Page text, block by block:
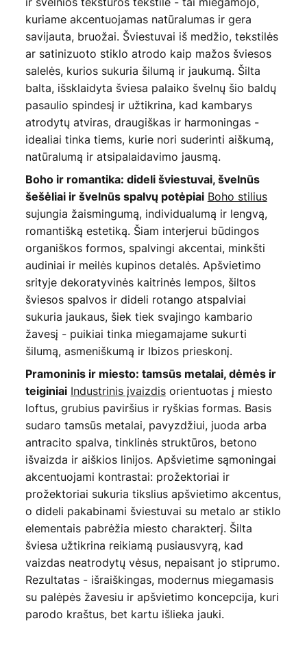
kuriame akcentuojamas natūralumas ir gera
savijauta, bruožai. Šviestuvai iš medžio, tekstilės
ar satinizuoto stiklo atrodo kaip mažos šviesos
salelės, kurios sukuria šilumą ir jaukumą. Šilta
balta, išsklaidyta šviesa palaiko švelnų šio baldų
pasaulio spindesį ir užtikrina, kad kambarys
atrodytų atviras, draugiškas ir harmoningas -
idealiai tinka tiems, kurie nori suderinti aiškumą,
natūralumą ir atsipalaidavimo jausmą.
Boho ir romantika: dideli šviestuvai, švelnūs
šešėliai ir švelnūs spalvų potėpiai Boho stilius
sujungia žaismingumą, individualumą ir lengvą,
romantišką estetiką. Šiam interjerui būdingos
organiškos formos, spalvingi akcentai, minkšti
audiniai ir meilės kupinos detalės. Apšvietimo
srityje dekoratyvinės kaitrinės lempos, šiltos
šviesos spalvos ir dideli rotango atspalviai
sukuria jaukaus, šiek tiek svajingo kambario
žavesį - puikiai tinka miegamajame sukurti
šilumą, asmeniškumą ir Ibizos prieskonį.
Pramoninis ir miesto: tamsūs metalai, dėmės ir
teiginiai Industrinis įvaizdisorientuotas į miesto
loftus, grubius paviršius ir ryškias formas. Basis
sudaro tamsūs metalai, pavyzdžiui, juoda arba
antracito spalva, tinklinės struktūros, betono
išvaizda ir aiškios linijos. Apšvietime sąmoningai
akcentuojami kontrastai: prožektoriai ir
prožektoriai sukuria tikslius apšvietimo akcentus,
o dideli pakabinami šviestuvai su metalo ar stiklo
elementais pabrėžia miesto charakterį. Šilta
šviesa užtikrina reikiamą pusiausvyrą, kad
vaizdas neatrodytų vėsus, nepaisant jo stiprumo.
Rezultatas - išraiškingas, modernus miegamasis
su palėpės žavesiu ir apšvietimo koncepcija, kuri
parodo kraštus, bet kartu išlieka jauki.